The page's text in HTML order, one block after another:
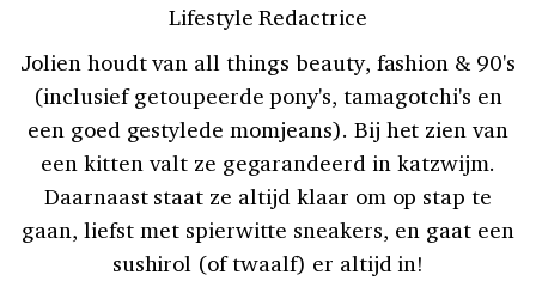
Lifestyle Redactrice
Jolien houdt van all things beauty, fashion & 90's
(inclusief getoupeerde pony's, tamagotchi's en
een goed gestylede momjeans). Bij het zien van
een kitten valt ze gegarandeerd in katzwijm.
Daarnaast staat ze altijd klaar om op stap te
gaan, liefst met spierwitte sneakers, en gaat een
sushirol (of twaalf) er altijd in!